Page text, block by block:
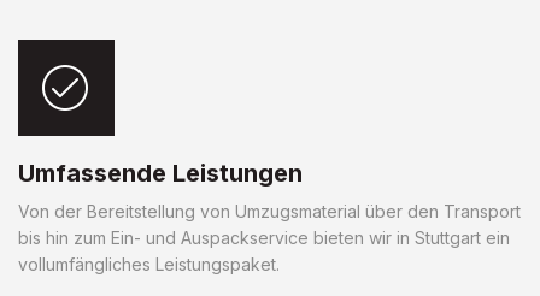
Umfassende Leistungen
Von der Bereitstellung von Umzugsmaterial über den Transport
bis hin zum Ein- und Auspackservice bieten wir in Stuttgart ein
vollumfängliches Leistungspaket.